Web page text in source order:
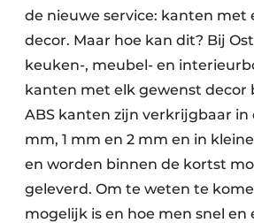
de nieuwe service: kanten met
decor. Maar hoe kan dit? Bij
keuken-, meubel- en
kanten met elk gewenst decor
ABS kanten zijn verkrijgbaar in
mm, 1 mm en 2 mm en in
en worden binnen de kortst
geleverd. Om te weten te
mogelijk is en hoe men snel en